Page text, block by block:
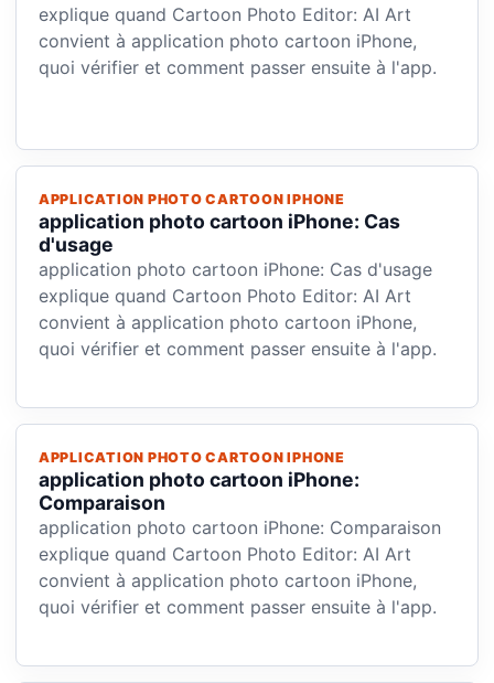
explique quand Cartoon Photo Editor: AI Art
convient à application photo cartoon iPhone,
quoi vérifier et comment passer ensuite à l'app.
APPLICATION PHOTO CARTOON IPHONE
application photo cartoon iPhone: Cas
d'usage
application photo cartoon iPhone: Cas d'usage
explique quand Cartoon Photo Editor: AI Art
convient à application photo cartoon iPhone,
quoi vérifier et comment passer ensuite à l'app.
APPLICATION PHOTO CARTOON IPHONE
application photo cartoon iPhone:
Comparaison
application photo cartoon iPhone: Comparaison
explique quand Cartoon Photo Editor: AI Art
convient à application photo cartoon iPhone,
quoi vérifier et comment passer ensuite à l'app.